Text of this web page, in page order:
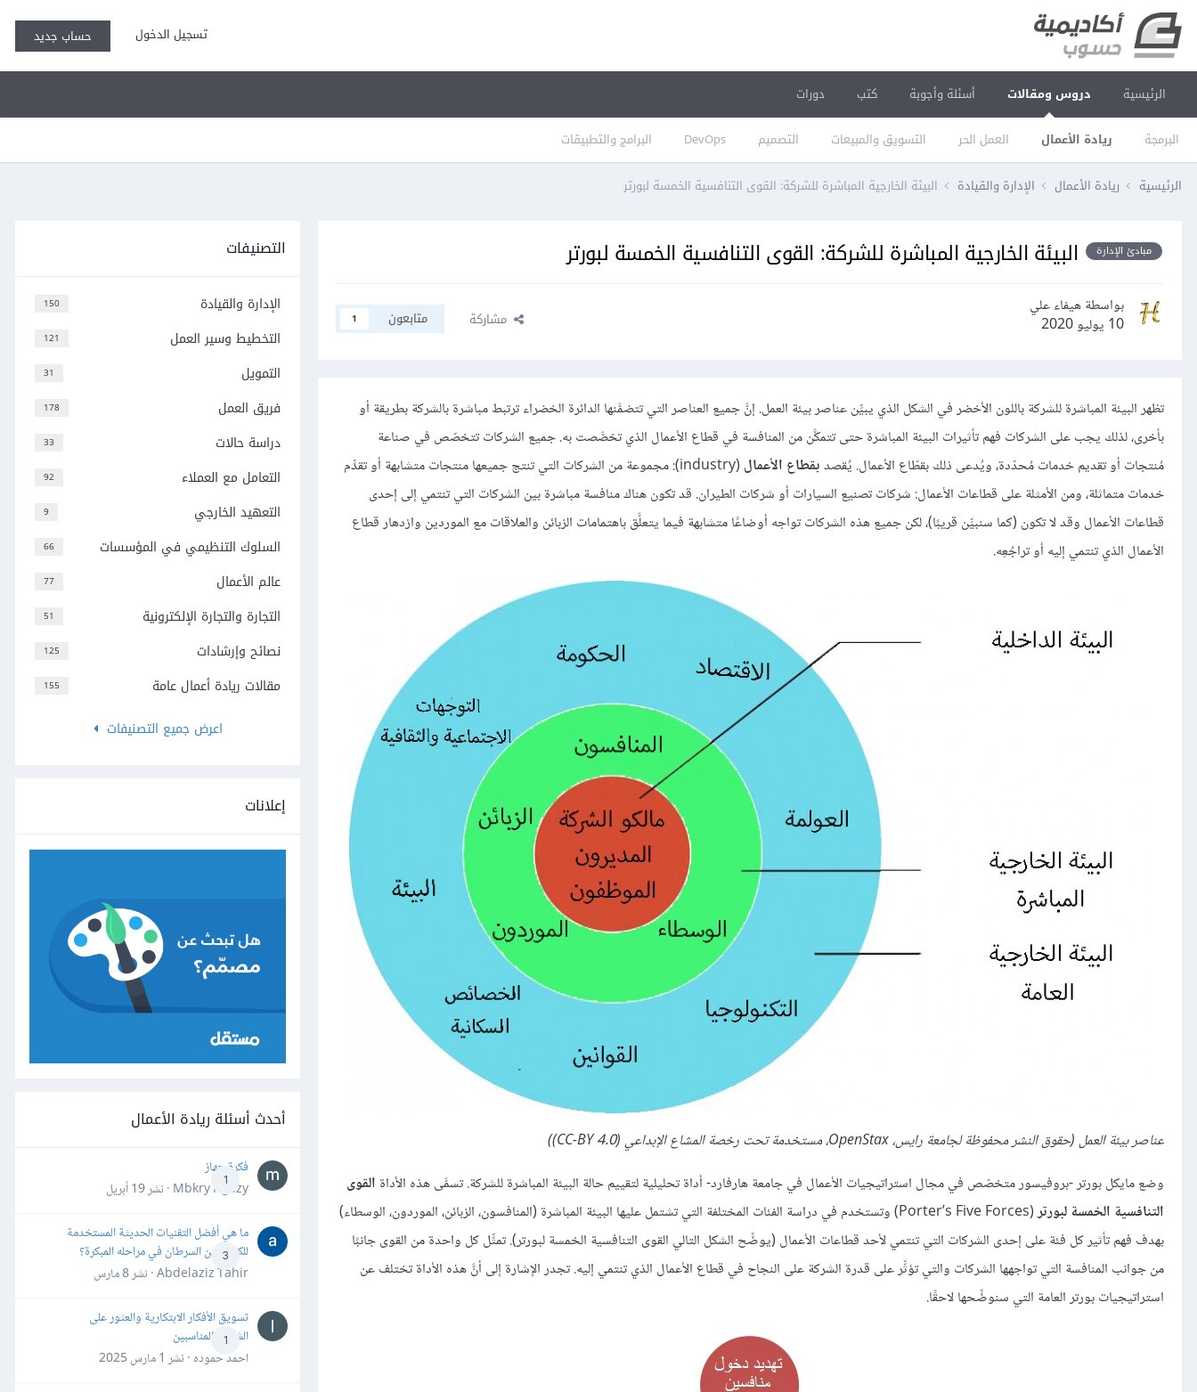
تسجيل الدخول حساب جديد
الرئيسية دروس ومقالات
البرمجة ريادة الأعمال العمل الحر التسويق والمبيعات التصميم DevOps البرامج والتطبيقات
أسئلة وأجوبة كتب دورات
الرئيسية ريادة الأعمال الإدارة والقيادة البيئة الخارجية المباشرة للشركة: القوى التنافسية الخمسة لبورتر
مبادئ الإدارة البيئة الخارجية المباشرة للشركة: القوى التنافسية الخمسة لبورتر
بواسطة هيفاء علي
10 يوليو 2020
مشاركة متابعون 1
تظهر البيئة المباشرة للشركة باللون الأخضر في الشكل الذي يبيِّن عناصر بيئة العمل. إنَّ جميع العناصر التي تتضمَّنها الدائرة الخضراء ترتبط مباشرة بالشركة بطريقة أو
بأخرى، لذلك يجب على الشركات فهم تأثيرات البيئة المباشرة حتى تتمكَّن من المنافسة في قطاع الأعمال الذي تخصَّصت به. جميع الشركات تتخصّص في صناعة
مُنتجات أو تقديم خدمات مُحدّدة، ويُدعى ذلك بقطّاع الأعمال. يُقصدبقطاع الأعمال
(industry): مجموعة من الشركات التي تنتج جميعها منتجات متشابهة أو تقدِّم
خدمات متماثلة، ومن الأمثلة على قطاعات الأعمال: شركات تصنيع السيارات أو شركات الطيران. قد تكون هناك منافسة مباشرة بين الشركات التي تنتمي إلى إحدى
قطاعات الأعمال وقد لا تكون (كما سنبيِّن قريبًا)، لكن جميع هذه الشركات تواجه أوضاعًا متشابهة فيما يتعلَّق باهتمامات الزبائن والعلاقات مع الموردين وازدهار قطاع
الأعمال الذي تنتمي إليه أو تراجُعِه.
عناصر بيئة العمل (حقوق النشر محفوظة لجامعة رايس، OpenStax، مستخدمة تحت رخصة المشاع الإبداعي (CC-BY 4.0))
وضع مايكل بورتر -بروفيسور متخصّص في مجال استراتيجيات الأعمال في جامعة هارفارد- أداة تحليلية لتقييم حالة البيئة المباشرة للشركة. تسمَّى هذه الأداة القوى
التنافسية الخمسة لبورتر
(Porter’s Five Forces) وتستخدم في دراسة الفئات المختلفة التي تشتمل عليها البيئة المباشرة (المنافسون، الزبائن، الموردون، الوسطاء)
بهدف فهم تأثير كل فئة على إحدى الشركات التي تنتمي لأحد قطاعات الأعمال (يوضِّح الشكل التالي القوى التنافسية الخمسة لبورتر). تمثِّل كل واحدة من القوى جانبًا
من جوانب المنافسة التي تواجهها الشركات والتي تؤثِّر على قدرة الشركة على النجاح في قطاع الأعمال الذي تنتمي إليه. تجدر الإشارة إلى أنَّ هذه الأداة تختلف عن
استراتيجيات بورتر العامة التي سنوضِّحها لاحقًا.
التصنيفات
150 الإدارة والقيادة
121 التخطيط وسير العمل
31 التمويل
178 فريق العمل
33 دراسة حالات
92 التعامل مع العملاء
9 التعهيد الخارجي
66 السلوك التنظيمي في المؤسسات
77 عالم الأعمال
51 التجارة والتجارة الإلكترونية
125 نصائح وإرشادات
155
مقالات ريادة أعمال عامة
اعرض جميع التصنيفات
إعلانات
أحدث أسئلة ريادة الأعمال
1
فكرة جهاز
Mbkry Hgazy · نشر
19 أبريل
3
ما هي أفضل التقنيات الحديثة المستخدمة
للكشف عن السرطان في مراحله المبكرة؟
Abdelaziz Tahir · نشر
8 مارس
1
تسويق الأفكار الابتكارية والعثور على
الشركاء المناسبين
احمد حموده · نشر 1 مارس 2025